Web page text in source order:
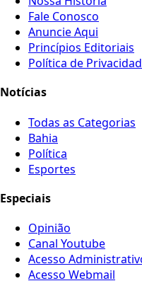
Fale Conosco
Anuncie Aqui
Princípios Editoriais
Política de
Notícias
Todas as Categorias
Bahia
Política
Esportes
Especiais
Opinião
Canal Youtube
Acesso
Acesso Webmail